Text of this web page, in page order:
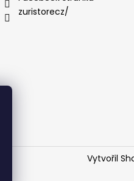
zuristorecz/
Vytvořil